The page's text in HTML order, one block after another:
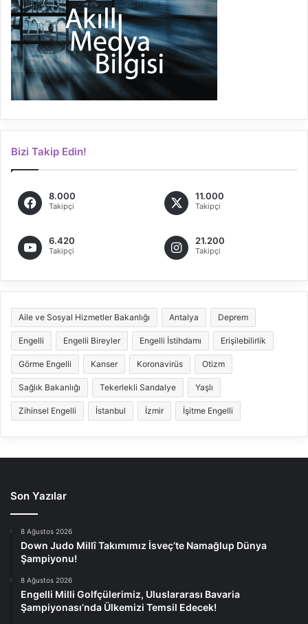
Bizi Takip Edin!
8.000
Takipçi
11.000
Takipçi
6.420
Takipçi
21.200
Takipçi
Aile ve Sosyal Hizmetler Bakanlığı Antalya Deprem
Engelli Engelli Bireyler Engelli İstihdamı Erişilebilirlik
Görme Engelli Kanser Koronavirüs Otizm
Sağlık Bakanlığı Tekerlekli Sandalye Yaşlı
Zihinsel Engelli İstanbul İzmir İşitme Engelli
Son Yazılar
8 Ağustos 2026
Down Judo Millî Takımımız İsveç’te Namağlup Dünya
Şampiyonu!
8 Ağustos 2026
Engelli Milli Golfçülerimiz, Uluslararası Bavaria
Şampiyonası’nda Ülkemizi Temsil Edecek!